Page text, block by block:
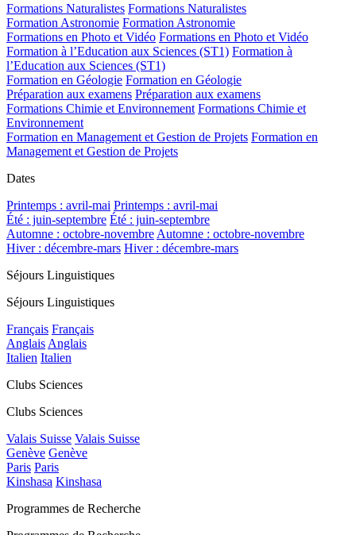
Formations Naturalistes Formations Naturalistes
Formation Astronomie Formation Astronomie
Formations en Photo et Vidéo Formations en Photo et Vidéo
Formation à l’Education aux Sciences (ST1) Formation à
l’Education aux Sciences (ST1)
Formation en Géologie Formation en Géologie
Préparation aux examens Préparation aux examens
Formations Chimie et Environnement Formations Chimie et
Environnement
Formation en Management et Gestion de Projets Formation en
Management et Gestion de Projets
Dates
Printemps : avril-mai Printemps : avril-mai
Été : juin-septembre Été : juin-septembre
Automne : octobre-novembre Automne : octobre-novembre
Hiver : décembre-mars Hiver : décembre-mars
Séjours Linguistiques
Séjours Linguistiques
Français Français
Anglais Anglais
Italien Italien
Clubs Sciences
Clubs Sciences
Valais Suisse Valais Suisse
Genève Genève
Paris Paris
Kinshasa Kinshasa
Programmes de Recherche